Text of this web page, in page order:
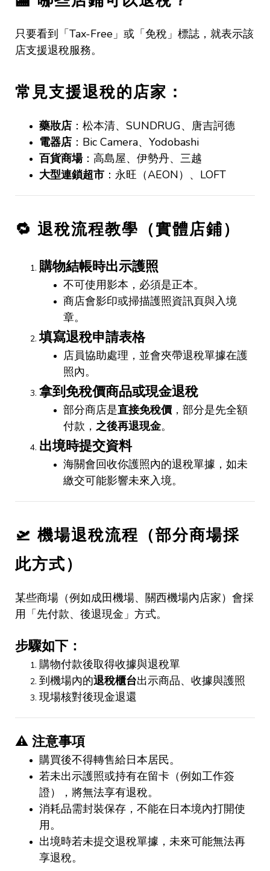
只要看到「Tax-Free 」或「免稅」標誌，就表示該
店支援退稅服務。
常見支援退稅的店家：
藥妝店 ：松本清、 SUNDRUG、唐吉訶德
電器店 ： Bic Camera、 Yodobashi
百貨商場：高島屋、伊勢丹、三越
大型連鎖超市 ：永旺（AEON）、 LOFT
🔁 退稅流程教學（實體店鋪）
購物結帳時出示護照
不可使用影本，必須是正本。
商店會影印或掃描護照資訊頁與入境
章。
填寫退稅申請表格
店員協助處理，並會夾帶退稅單據在護
照內。
拿到免稅價商品或現金退稅
部分商店是直接免稅價，部分是先全額
付款， 之後再退現金。
出境時提交資料
海關會回收你護照內的退稅單據，如未
繳交可能影響未來入境。
🛫 機場退稅流程（部分商場採
此方式）
某些商場（例如成田機場、關西機場內店家）會採
用「先付款、後退現金」方式。
步驟如下：
購物付款後取得收據與退稅單
到機場內的退稅櫃台出示商品、收據與護照
現場核對後現金退還
⚠️ 注意事項
購買後不得轉售給日本居民。
若未出示護照或持有在留卡（例如工作簽
證），將無法享有退稅。
消耗品需封裝保存，不能在日本境內打開使
用。
出境時若未提交退稅單據，未來可能無法再
享退稅。